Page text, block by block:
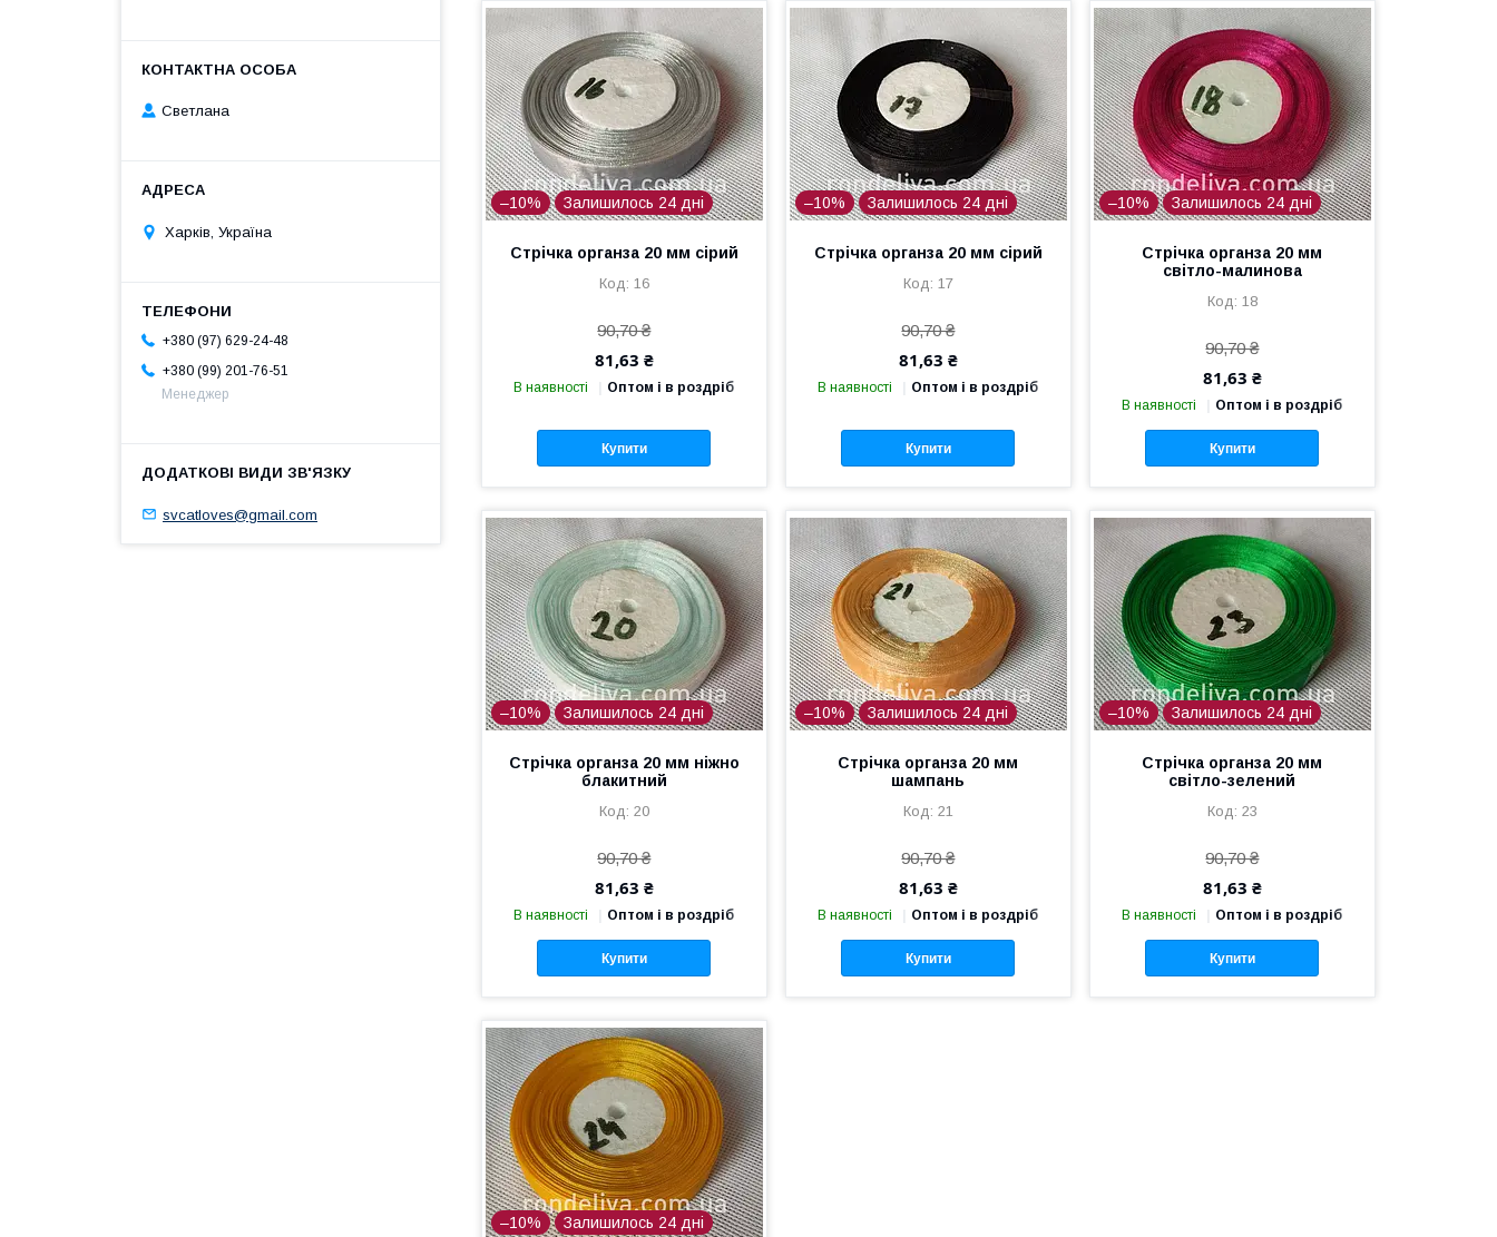
–10% Залишилось 24 дні
Стрічка органза 20 мм сірий
16
90,70 ₴
81,63 ₴
В наявності Оптом і в роздріб
Купити
–10% Залишилось 24 дні
Стрічка органза 20 мм сірий
17
90,70 ₴
81,63 ₴
В наявності Оптом і в роздріб
Купити
–10% Залишилось 24 дні
Стрічка органза 20 мм
світло-малинова
18
90,70 ₴
81,63 ₴
В наявності Оптом і в роздріб
Купити
–10% Залишилось 24 дні
Стрічка органза 20 мм ніжно
блакитний
20
90,70 ₴
81,63 ₴
В наявності Оптом і в роздріб
Купити
–10% Залишилось 24 дні
Стрічка органза 20 мм
шампань
21
90,70 ₴
81,63 ₴
В наявності Оптом і в роздріб
Купити
–10% Залишилось 24 дні
Стрічка органза 20 мм
світло-зелений
23
90,70 ₴
81,63 ₴
В наявності Оптом і в роздріб
Купити
–10% Залишилось 24 дні
Светлана
Харків, Україна
+380 (97) 629-24-48
+380 (99) 201-76-51
Менеджер
svcatloves@gmail.com